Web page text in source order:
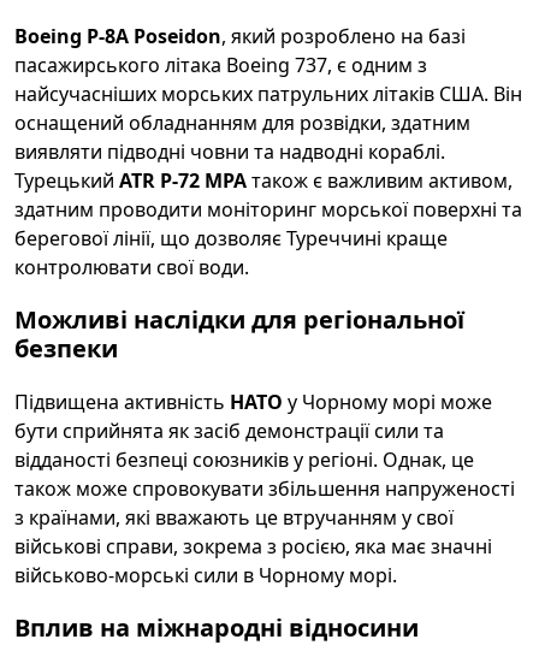
Boeing P-8A Poseidon, який розроблено на базі
пасажирського літака Boeing 737, є одним з
найсучасніших морських патрульних літаків США. Він
оснащений обладнанням для розвідки, здатним
виявляти підводні човни та надводні кораблі.
Турецький ATR P-72 MPAтакож є важливим активом,
здатним проводити моніторинг морської поверхні та
берегової лінії, що дозволяє Туреччині краще
контролювати свої води.
Можливі наслідки для регіональної
безпеки
Підвищена активність НАТО у Чорному морі може
бути сприйнята як засіб демонстрації сили та
відданості безпеці союзників у регіоні. Однак, це
також може спровокувати збільшення напруженості
з країнами, які вважають це втручанням у свої
військові справи, зокрема з росією, яка має значні
військово-морські сили в Чорному морі.
Вплив на міжнародні відносини